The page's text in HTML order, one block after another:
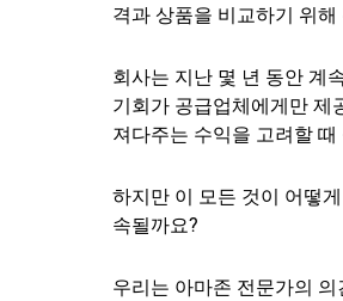
격과 상품을 비교하기 위
회사는 지난 몇 년 동안 계
기회가 공급업체에게만 제
져다주는 수익을 고려할
하지만 이 모든 것이 어떻
속될까요?
우리는 아마존 전문가의